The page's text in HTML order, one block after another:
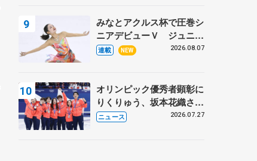
に 小林芳子さんが振り返
るスケート人生
みなとアクルス杯で圧巻シ
ニアデビューＶ ジュニア
で４シーズン無敗の島田麻
連載 NEW 2026.08.07
オリンピック優秀者顕彰に
りくりゅう、坂本花織さ
ん、団体メンバーら 8月
ニュース 2026.07.27